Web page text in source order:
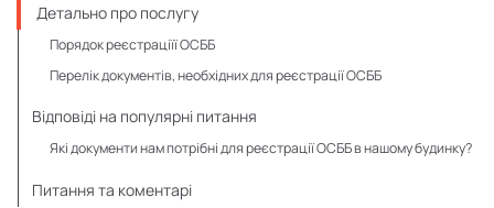
Детально про послугу
Порядок реєстраціїї ОСББ
Перелік документів, необхідних для реєстрації ОСББ
Відповіді на популярні питання
Які документи нам потрібні для реєстрації ОСББ в нашому будинку?
Питання та коментарі